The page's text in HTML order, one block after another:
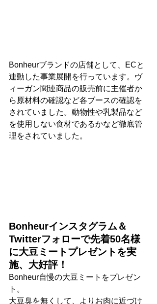
Bonheurブランドの店舗として、ECと
連動した事業展開を行っています。ヴ
ィーガン関連商品の販売前に主催者か
ら原材料の確認など各ブースの確認を
されていました。動物性や乳製品など
を使用しない食材であるかなど徹底管
理をされていました。
Bonheurインスタグラム＆
Twitterフォローで先着50名様
に大豆ミートプレゼントを実
施、大好評！
Bonheur自慢の大豆ミートをプレゼン
ト。
大豆臭を無くして、よりお肉に近づけ